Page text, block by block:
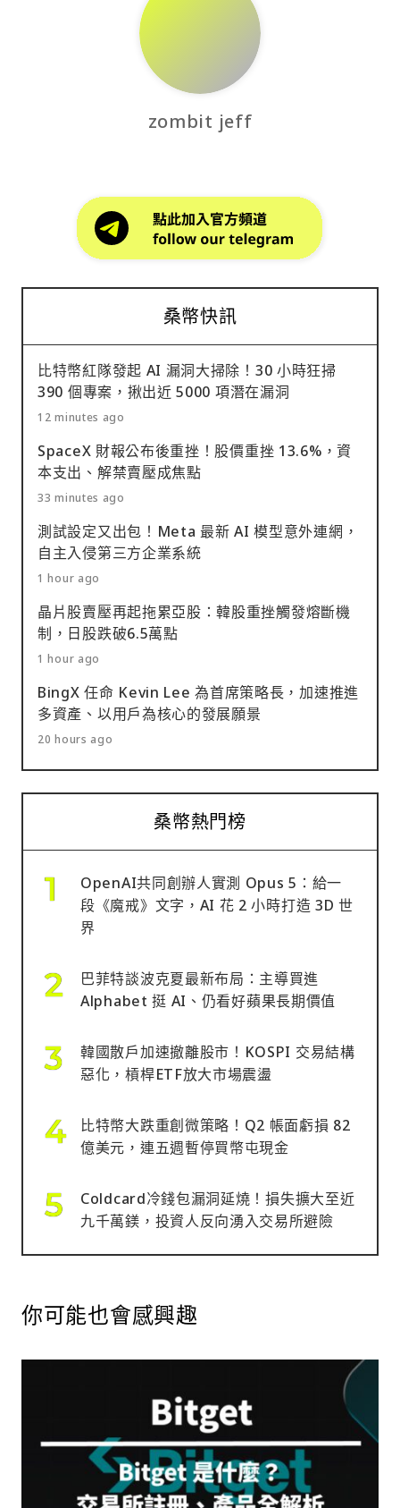
zombit jeff
桑幣快訊
比特幣紅隊發起 AI 漏洞大掃除！30 小時狂掃
390 個專案，揪出近 5000 項潛在漏洞
12 minutes ago
SpaceX 財報公布後重挫！股價重挫 13.6%，資
本支出、解禁賣壓成焦點
33 minutes ago
測試設定又出包！Meta 最新 AI 模型意外連網，
自主入侵第三方企業系統
1 hour ago
晶片股賣壓再起拖累亞股：韓股重挫觸發熔斷機
制，日股跌破6.5萬點
1 hour ago
BingX 任命 Kevin Lee 為首席策略長，加速推進
多資產、以用戶為核心的發展願景
20 hours ago
桑幣熱門榜
OpenAI共同創辦人實測 Opus 5：給一
段《魔戒》文字，AI 花 2 小時打造 3D 世
界
巴菲特談波克夏最新布局：主導買進
Alphabet 挺 AI、仍看好蘋果長期價值
韓國散戶加速撤離股市！KOSPI 交易結構
惡化，槓桿ETF放大市場震盪
比特幣大跌重創微策略！Q2 帳面虧損 82
億美元，連五週暫停買幣屯現金
Coldcard冷錢包漏洞延燒！損失擴大至近
九千萬鎂，投資人反向湧入交易所避險
你可能也會感興趣